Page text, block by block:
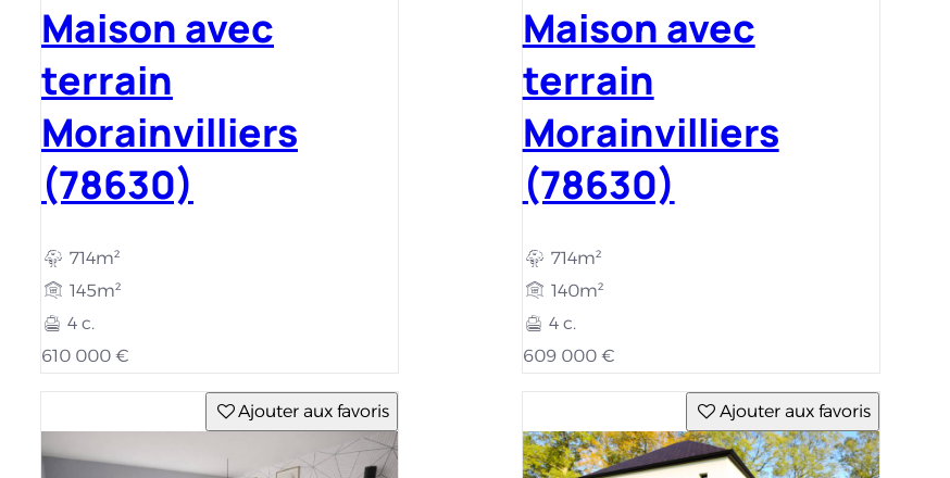
Maison avec
terrain
Morainvilliers
(78630)
714m²
145m²
4 c.
610 000 €
Maison avec
terrain
Morainvilliers
(78630)
714m²
140m²
4 c.
609 000 €
Ajouter aux favoris Ajouter aux favoris